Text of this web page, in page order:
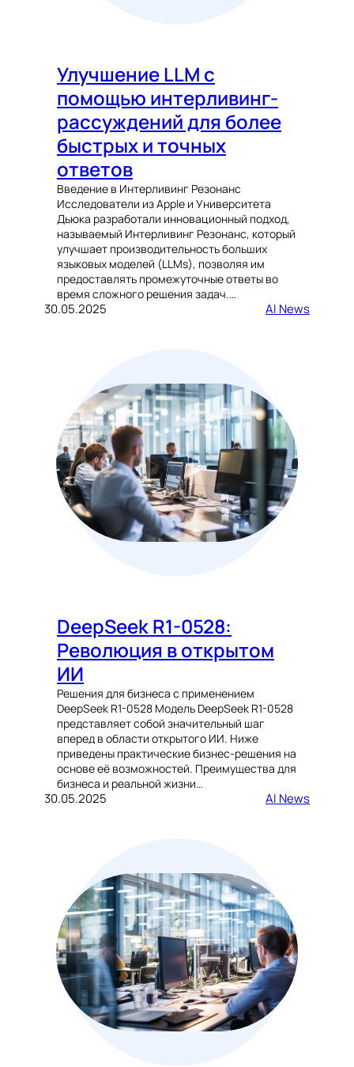
Улучшение LLM с
помощью интерливинг-
рассуждений для более
быстрых и точных
ответов
Введение в Интерливинг Резонанс
Исследователи из Apple и Университета
Дьюка разработали инновационный подход,
называемый Интерливинг Резонанс, который
улучшает производительность больших
языковых моделей (LLMs), позволяя им
предоставлять промежуточные ответы во
время сложного решения задач.…
30.05.2025 AI News
DeepSeek R1-0528:
Революция в открытом
ИИ
Решения для бизнеса с применением
DeepSeek R1-0528 Модель DeepSeek R1-0528
представляет собой значительный шаг
вперед в области открытого ИИ. Ниже
приведены практические бизнес-решения на
основе её возможностей. Преимущества для
бизнеса и реальной жизни…
30.05.2025 AI News